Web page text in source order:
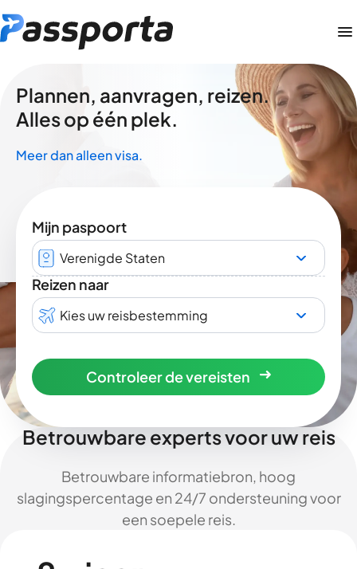
Plannen, aanvragen, reizen.
Alles op één plek.
Meer dan alleen visa.
Mijn paspoort
Verenigde Staten
Reizen naar
Kies uw reisbestemming
Controleer de vereisten
Betrouwbare experts voor uw reis
Betrouwbare informatiebron, hoog
slagingspercentage en 24/7 ondersteuning voor
een soepele reis.